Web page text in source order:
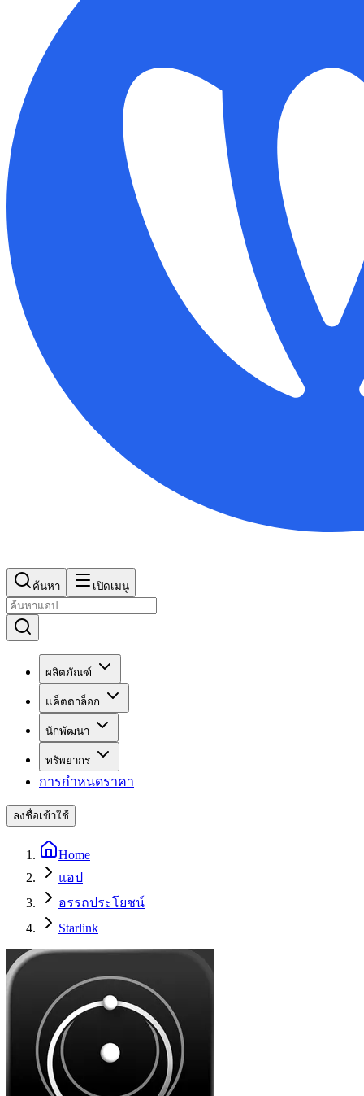
ค้นหา เปิดเมนู
ผลิตภัณฑ์
แค็ตตาล็อก
นักพัฒนา
ทรัพยากร
การกำหนดราคา
ลงชื่อเข้าใช้
Home
แอป
อรรถประโยชน์
Starlink